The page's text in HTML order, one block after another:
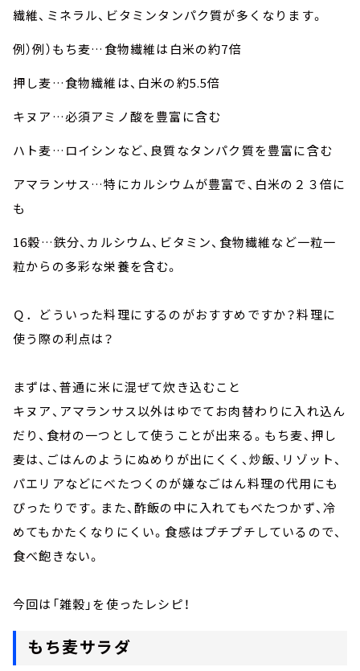
繊維、ミネラル、ビタミンタンパク質が多くなります。
例）例）もち麦…食物繊維は白米の約7倍
押し麦…食物繊維は、白米の約5.5倍
キヌア…必須アミノ酸を豊富に含む
ハト麦…ロイシンなど、良質なタンパク質を豊富に含む
アマランサス…特にカルシウムが豊富で、白米の２３倍に
も
16穀…鉄分、カルシウム、ビタミン、食物繊維など一粒一
粒からの多彩な栄養を含む。
Ｑ．どういった料理にするのがおすすめですか？料理に
使う際の利点は？
まずは、普通に米に混ぜて炊き込むこと
キヌア、アマランサス以外はゆでてお肉替わりに入れ込ん
だり、食材の一つとして使うことが出来る。もち麦、押し
麦は、ごはんのようにぬめりが出にくく、炒飯、リゾット、
パエリアなどにべたつくのが嫌なごはん料理の代用にも
ぴったりです。また、酢飯の中に入れてもべたつかず、冷
めてもかたくなりにくい。食感はプチプチしているので、
食べ飽きない。
今回は「雑穀」を使ったレシピ！
もち麦サラダ